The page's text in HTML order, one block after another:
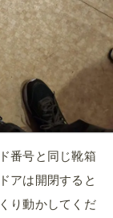
番号と同じ靴箱
アは開閉すると
り動かしてくだ